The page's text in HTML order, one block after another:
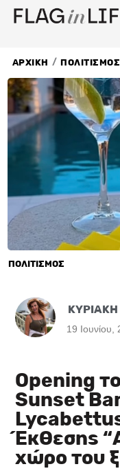
Μετάβαση
στο
ΑΡΧΙΚΗ / ΠΟΛΙΤΙΣΜΟΣ
ΠΟΛΙΤΙΣΜΟΣ
19 Ιουνίου,
Opening
Sunset
Lycabettus
Έκθεσης
χώρο του